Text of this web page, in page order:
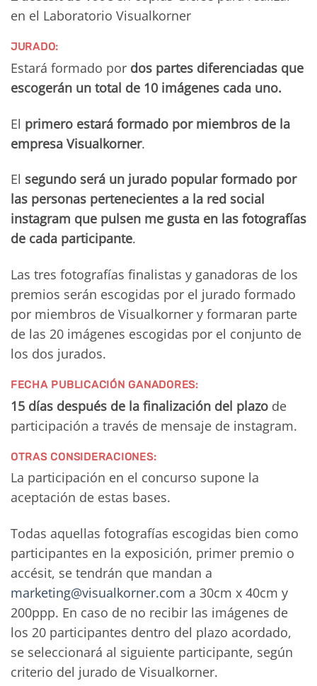
en el Laboratorio Visualkorner
JURADO:
Estará formado por dos partes diferenciadas que
escogerán un total de 10 imágenes cada uno.
El primero estará formado por miembros de la
empresa Visualkorner.
El segundo será un jurado popular formado por
las personas pertenecientes a la red social
instagram que pulsen me gusta en las fotografías
de cada participante.
Las tres fotografías finalistas y ganadoras de los
premios serán escogidas por el jurado formado
por miembros de Visualkorner y formaran parte
de las 20 imágenes escogidas por el conjunto de
los dos jurados.
FECHA PUBLICACIÓN GANADORES:
15 días después de la finalización del plazo de
participación a través de mensaje de instagram.
OTRAS CONSIDERACIONES:
La participación en el concurso supone la
aceptación de estas bases.
Todas aquellas fotografías escogidas bien como
participantes en la exposición, primer premio o
accésit, se tendrán que mandan a
marketing@visualkorner.com a 30cm x 40cm y
200ppp. En caso de no recibir las imágenes de
los 20 participantes dentro del plazo acordado,
se seleccionará al siguiente participante, según
criterio del jurado de Visualkorner.